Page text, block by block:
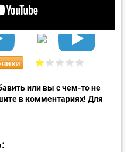
или вы с чем-то не
в комментариях! Для